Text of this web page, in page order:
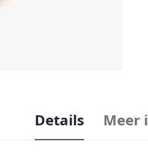
Details Meer